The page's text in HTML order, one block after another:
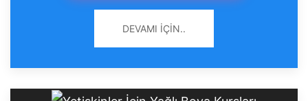
DEVAMI İÇIN..